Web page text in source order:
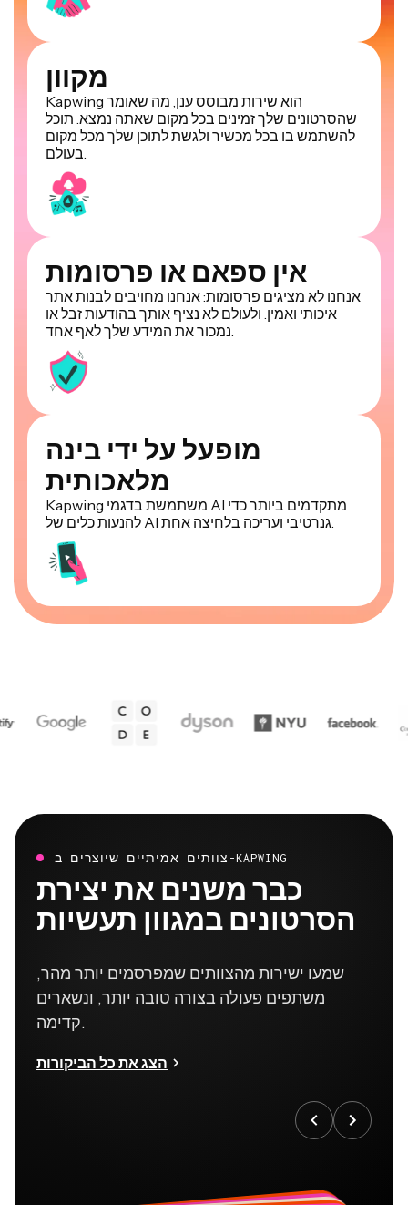
מקוון
Kapwing הוא שירות מבוסס ענן, מה שאומר
שהסרטונים שלך זמינים בכל מקום שאתה נמצא. תוכל
להשתמש בו בכל מכשיר ולגשת לתוכן שלך מכל מקום
אין ספאם או פרסומות
אנחנו לא מציגים פרסומות: אנחנו מחויבים לבנות אתר
איכותי ואמין. ולעולם לא נציף אותך בהודעות זבל או
מופעל על ידי בינה
מלאכותית
Kapwing משתמשת בדגמי AI מתקדמים ביותר כדי
צוותים אמיתיים שיוצרים ב-KAPWING
כבר משנים את יצירת
הסרטונים במגוון תעשיות
שמעו ישירות מהצוותים שמפרסמים יותר מהר,
משתפים פעולה בצורה טובה יותר, ונשארים
קדימה.
הצג את כל הביקורות